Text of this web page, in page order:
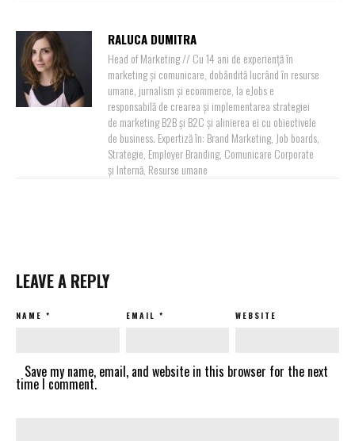
RALUCA DUMITRA
Head of Marketing // Cu 14 ani de experiență în
marketing și comunicare, dobândită lucrând în resurse
umane, jurnalism și ecommerce, la eJobs e
responsabilă de crearea și implementarea strategiei
de marketing B2B și B2C și alinierea ei cu obiectivele
de business. Expertiză în: Brand Marketing, Job boards,
Strategie, Employer Branding, Comunicare Corporate
și Internă, Resurse umane
LEAVE A REPLY
NAME * EMAIL * WEBSITE
Save my name, email, and website in this browser for the next
time I comment.